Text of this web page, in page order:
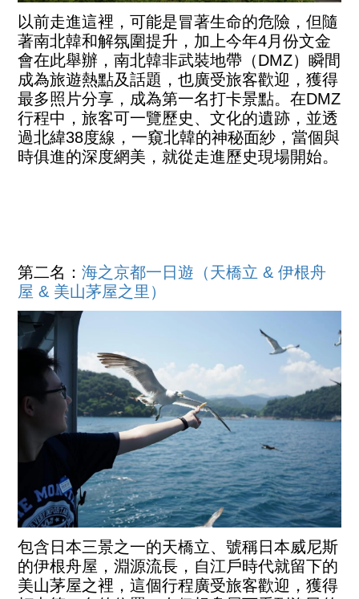
以前走進這裡，可能是冒著生命的危險，但隨
著南北韓和解氛圍提升，加上今年4月份文金
會在此舉辦，南北韓非武裝地帶（DMZ）瞬間
成為旅遊熱點及話題，也廣受旅客歡迎，獲得
最多照片分享，成為第一名打卡景點。在DMZ
行程中，旅客可一覽歷史、文化的遺跡，並透
過北緯38度線，一窺北韓的神秘面紗，當個與
時俱進的深度網美，就從走進歷史現場開始。
第二名：海之京都一日遊（天橋立 & 伊根舟
屋 & 美山茅屋之里）
包含日本三景之一的天橋立、號稱日本威尼斯
的伊根舟屋，淵源流長，自江戶時代就留下的
美山茅屋之裡，這個行程廣受旅客歡迎，獲得